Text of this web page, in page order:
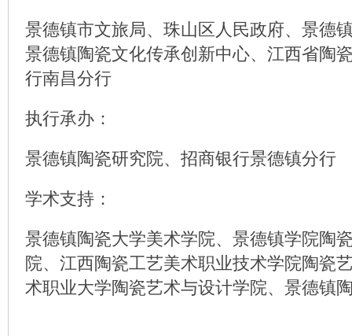
景德镇市文旅局、珠山区人民政府、景德
景德镇陶瓷文化传承创新中心、江西省陶
行南昌分行
执行承办：
景德镇陶瓷研究院、招商银行景德镇分行
学术支持：
景德镇陶瓷大学美术学院、景德镇学院陶
院、江西陶瓷工艺美术职业技术学院陶瓷
术职业大学陶瓷艺术与设计学院、景德镇